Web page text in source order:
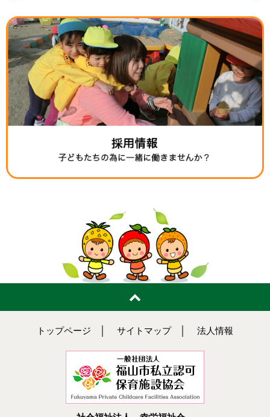
トップページ サイトマップ│ 法人情報